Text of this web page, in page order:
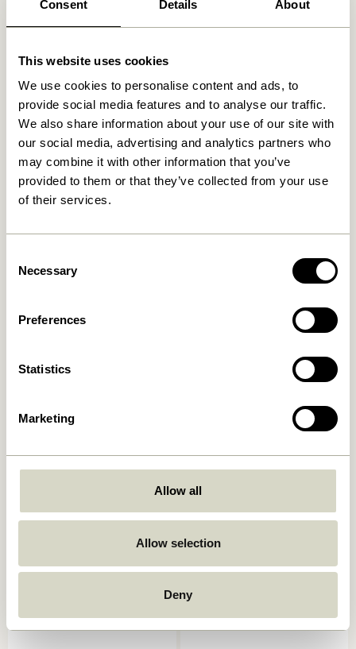
Consent Details About
This website uses cookies
We use cookies to personalise content and ads, to
provide social media features and to analyse our traffic.
We also share information about your use of our site with
our social media, advertising and analytics partners who
may combine it with other information that you’ve
provided to them or that they’ve collected from your use
of their services.
Selection
Necessary
Preferences
Statistics
Marketing
Allow all
Allow selection
Deny
Fri fragt over
Relaterede varer
249,00kr.
3.749,00
Oblique Barstol Natur